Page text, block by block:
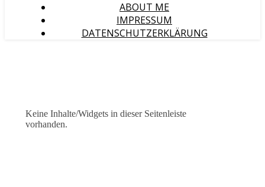
ABOUT ME
IMPRESSUM
DATENSCHUTZERKLÄRUNG
Keine Inhalte/Widgets in dieser Seitenleiste
vorhanden.